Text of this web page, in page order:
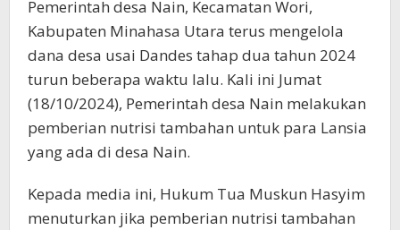
Pemerintah desa Nain, Kecamatan Wori,
Kabupaten Minahasa Utara terus mengelola
dana desa usai Dandes tahap dua tahun 2024
turun beberapa waktu lalu. Kali ini Jumat
(18/10/2024), Pemerintah desa Nain melakukan
pemberian nutrisi tambahan untuk para Lansia
yang ada di desa Nain.
Kepada media ini, Hukum Tua Muskun Hasyim
menuturkan jika pemberian nutrisi tambahan